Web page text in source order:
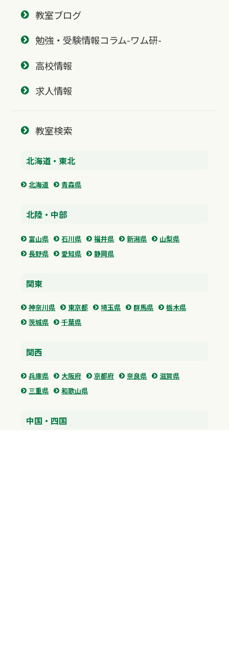
教室ブログ
勉強・受験情報コラム-ワム研-
高校情報
求人情報
教室検索
北海道・東北
北海道 青森県
北陸・中部
富山県 石川県 福井県 新潟県
山梨県
長野県
愛知県 静岡県
関東
神奈川県 東京都 埼玉県 群馬県
栃木県
茨城県
千葉県
関西
兵庫県 大阪府 京都府 奈良県
滋賀県
三重県
和歌山県
中国・四国